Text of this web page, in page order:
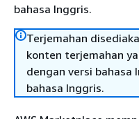
bahasa Inggris.
Terjemahan
konten terjemahan
dengan versi bahasa
bahasa Inggris.